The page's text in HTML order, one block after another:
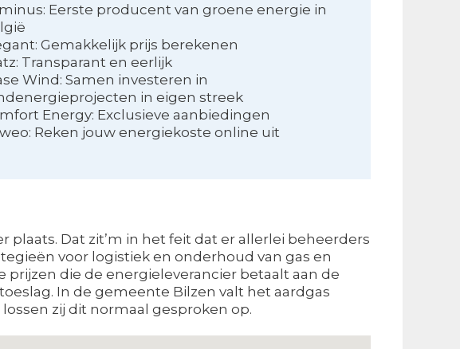
Eerste producent van groene energie in
Gemakkelijk prijs berekenen
Transparant en eerlijk
Wind: Samen investeren in
in eigen streek
Energy: Exclusieve aanbiedingen
Reken jouw energiekoste online uit
plaats. Dat zit’m in het feit dat er allerlei beheerders
voor logistiek en onderhoud van gas en
prijzen die de energieleverancier betaalt aan de
In de gemeente Bilzen valt het aardgas
zij dit normaal gesproken op.